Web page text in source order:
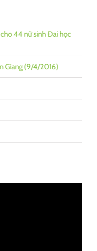
44 nữ sinh Đai học
Giang (9/4/2016)